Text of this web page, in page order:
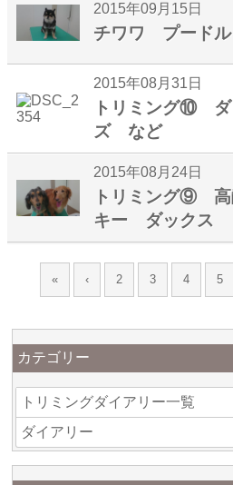
2015年09月15日
チワワ プード
2015年08月31日
トリミング⑩
ズ など
2015年08月24日
トリミング⑨
キー ダックス
« ‹ 2 3 4 5
カテゴリー
トリミングダイアリー一覧
ダイアリー